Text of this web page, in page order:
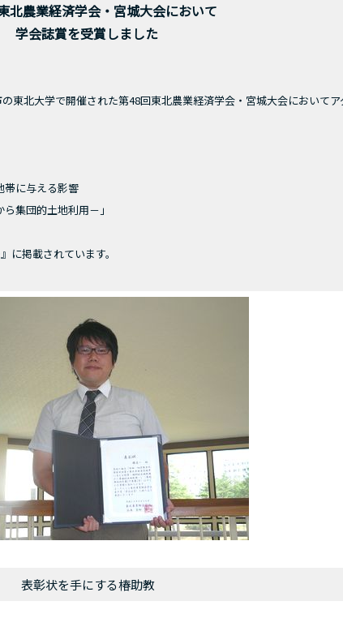
北農業経済学会・宮城大会において
学会誌賞を受賞しました
東北大学で開催された第48回東北農業経済学会・宮城大会においてア
帯に与える影響
地利用－」
に掲載されています。
表彰状を手にする椿助教